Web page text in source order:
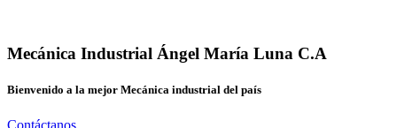
Mecánica Industrial Ángel María Luna C.A
Bienvenido a la mejor Mecánica industrial del país
Contáctanos